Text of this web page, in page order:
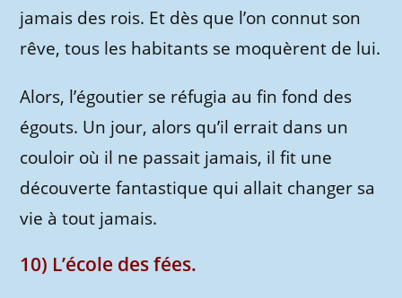
jamais des rois. Et dès que l’on connut son
rêve, tous les habitants se moquèrent de lui.
Alors, l’égoutier se réfugia au fin fond des
égouts. Un jour, alors qu’il errait dans un
couloir où il ne passait jamais, il fit une
découverte fantastique qui allait changer sa
vie à tout jamais.
10) L’école des fées.